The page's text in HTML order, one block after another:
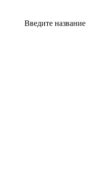
Введите название